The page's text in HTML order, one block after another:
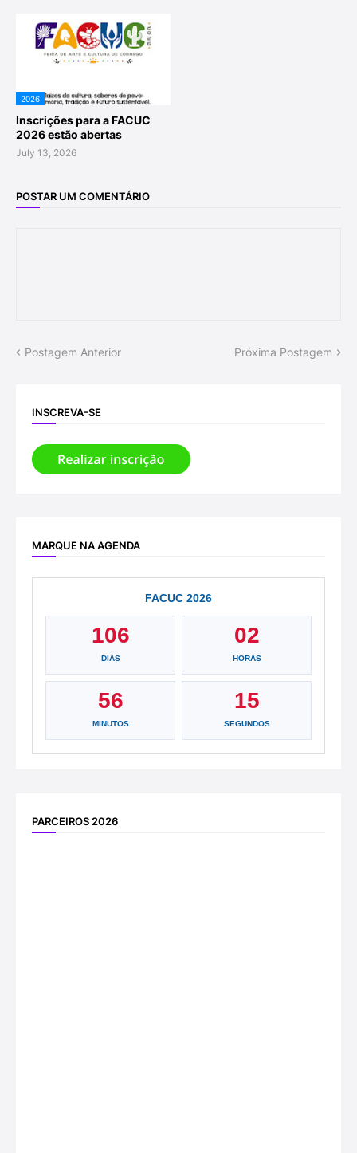
2026
Inscrições para a FACUC
2026 estão abertas
July 13, 2026
POSTAR UM COMENTÁRIO
Postagem Anterior Próxima Postagem
INSCREVA-SE
MARQUE NA AGENDA
FACUC 2026
106
DIAS
02
HORAS
56
MINUTOS
15
SEGUNDOS
PARCEIROS 2026